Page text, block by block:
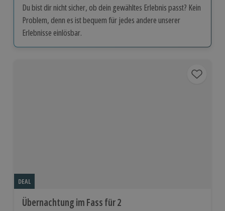
Du bist dir nicht sicher, ob dein gewähltes Erlebnis passt? Kein
Problem, denn es ist bequem für jedes andere unserer
Erlebnisse einlösbar.
DEAL
Übernachtung im Fass für 2